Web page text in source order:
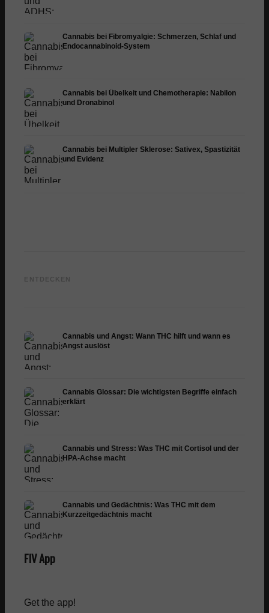
Cannabis bei Fibromyalgie: Schmerzen, Schlaf und
Endocannabinoid-System
Cannabis bei Übelkeit und Chemotherapie: Nabilon
und Dronabinol
Cannabis bei Multipler Sklerose: Sativex, Spastizität
und Evidenz
ENTDECKEN
Stand der Forschung
Cannabis und Angst: Wann THC hilft und wann es
Angst auslöst
Cannabis Glossar: Die wichtigsten Begriffe einfach
erklärt
Cannabis und Stress: Was THC mit Cortisol und der
HPA-Achse macht
Cannabis und Gedächtnis: Was THC mit dem
Kurzzeitgedächtnis macht
FIV App
Get the app!